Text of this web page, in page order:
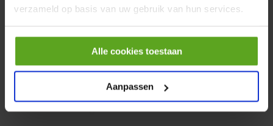
verzameld op basis van uw gebruik van hun services.
Alle cookies toestaan
Aanpassen
Controleer voorraad
Artikelnummer:
BL30AA